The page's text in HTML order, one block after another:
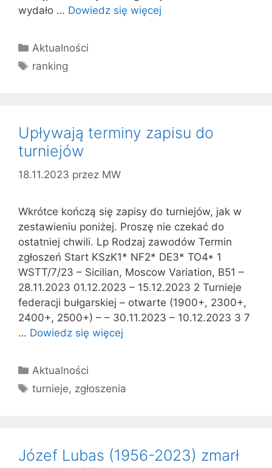
wydało … Dowiedz się więcej
Kategorie
Aktualności
Tagi
ranking
Upływają terminy zapisu do
turniejów
18.11.2023 przez MW
Wkrótce kończą się zapisy do turniejów, jak w
zestawieniu poniżej. Proszę nie czekać do
ostatniej chwili. Lp Rodzaj zawodów Termin
zgłoszeń Start KSzK1* NF2* DE3* TO4* 1
WSTT/7/23 – Sicilian, Moscow Variation, B51 –
28.11.2023 01.12.2023 – 15.12.2023 2 Turnieje
federacji bułgarskiej – otwarte (1900+, 2300+,
2400+, 2500+) – – 30.11.2023 – 10.12.2023 3 7
… Dowiedz się więcej
Kategorie
Aktualności
Tagi
turnieje, zgłoszenia
Józef Lubas (1956-2023) zmarł